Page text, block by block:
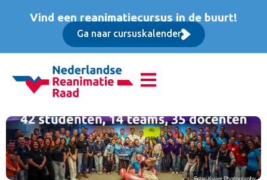
Vind een reanimatiecursus in de buurt!
Ga naar cursuskalender